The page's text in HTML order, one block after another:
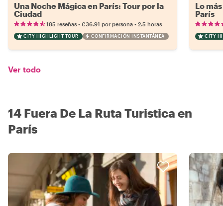
Una Noche Mágica en París: Tour por la
Ciudad
185 reseñas • €36.91 por persona • 2.5 horas
CITY HIGHLIGHT TOUR CONFIRMACIÓN INSTANTÁNEA
Lo
París
CITY
Ver todo
14 Fuera De La Ruta Turistica en
París